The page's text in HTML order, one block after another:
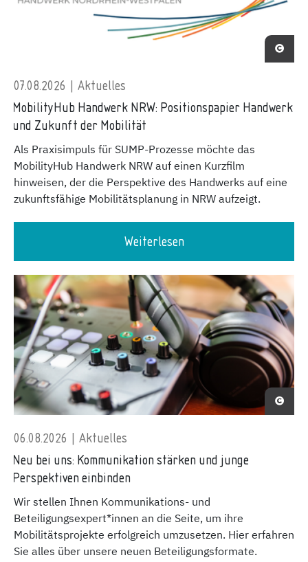
07.08.2026 | Aktuelles
MobilityHub Handwerk NRW: Positionspapier Handwerk
und Zukunft der Mobilität
Als Praxisimpuls für SUMP-Prozesse möchte das
MobilityHub Handwerk NRW auf einen Kurzfilm
hinweisen, der die Perspektive des Handwerks auf eine
zukunftsfähige Mobilitätsplanung in NRW aufzeigt.
Weiterlesen
06.08.2026 | Aktuelles
Neu bei uns: Kommunikation stärken und junge
Perspektiven einbinden
Wir stellen Ihnen Kommunikations- und
Beteiligungsexpert*innen an die Seite, um ihre
Mobilitätsprojekte erfolgreich umzusetzen. Hier erfahren
Sie alles über unsere neuen Beteiligungsformate.